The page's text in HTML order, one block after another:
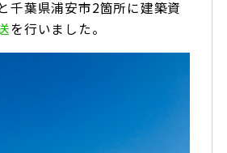
千葉県浦安市2箇所に建築資
を行いました。